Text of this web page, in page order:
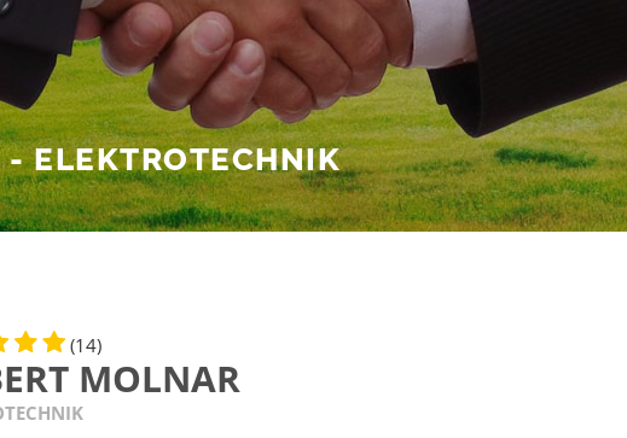
- ELEKTROTECHNIK
(14)
MOLNAR